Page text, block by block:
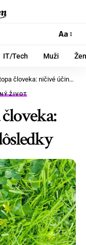
Aa
IT/Tech Muži
ničivé účinky a dôsledky
ŽIVOT